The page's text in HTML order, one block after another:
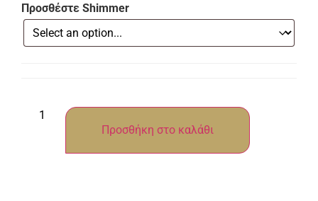
Προσθέστε Shimmer
Προσθήκη στο καλάθι